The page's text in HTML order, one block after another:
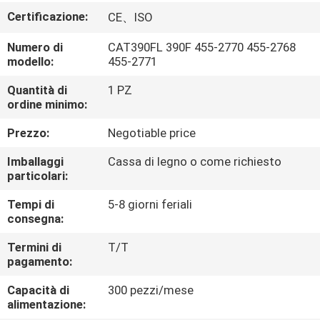
TOUR
CONTROLLO
DI
QUALITÀ
CONTATTACI
NOTIZIE
TUTTI
Certificazione: CE、ISO
Numero di
modello:
CAT390FL 390F 455-2770 455-2768
455-2771
Quantità di
ordine minimo:
1 PZ
Prezzo:
Negotiable price
Imballaggi
particolari:
Cassa di legno o come richiesto
Tempi di
consegna:
5-8 giorni feriali
Termini di
pagamento:
T/T
Capacità di
alimentazione:
300 pezzi/mese